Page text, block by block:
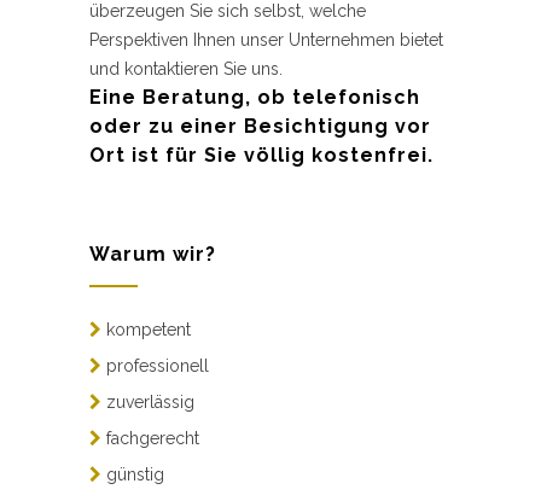
überzeugen Sie sich selbst, welche
Perspektiven Ihnen unser Unternehmen bietet
und kontaktieren Sie uns.
Eine Beratung, ob telefonisch
oder zu einer Besichtigung vor
Ort ist für Sie völlig kostenfrei.
Warum wir?
kompetent
professionell
zuverlässig
fachgerecht
günstig